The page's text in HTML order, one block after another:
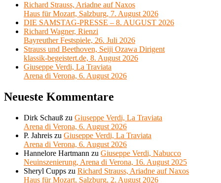
Richard Strauss, Ariadne auf Naxos
Haus für Mozart, Salzburg, 7. August 2026
DIE SAMSTAG-PRESSE – 8. AUGUST 2026
Richard Wagner, Rienzi
Bayreuther Festspiele, 26. Juli 2026
Strauss und Beethoven, Seiji Ozawa Dirigent
klassik-begeistert.de, 8. August 2026
Giuseppe Verdi, La Traviata
Arena di Verona, 6. August 2026
Neueste Kommentare
Dirk Schauß zu Giuseppe Verdi, La Traviata
Arena di Verona, 6. August 2026
P. Jahreis zu Giuseppe Verdi, La Traviata
Arena di Verona, 6. August 2026
Hannelore Hartmann zu Giuseppe Verdi, Nabucco
Neuinszenierung, Arena di Verona, 16. August 2025
Sheryl Cupps zu Richard Strauss, Ariadne auf Naxos
Haus für Mozart, Salzburg, 2. August 2026